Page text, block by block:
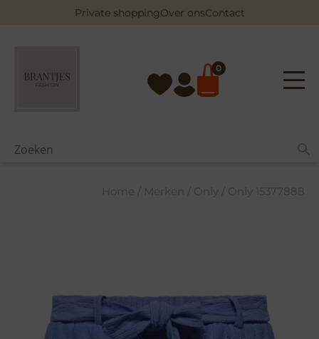
Private shoppingOver onsContact
0
Home / Merken / Only / Only 15377888